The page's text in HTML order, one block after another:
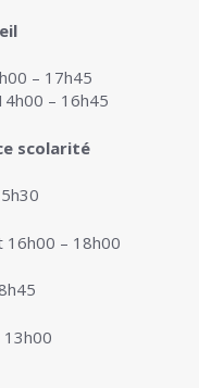
– 17h45
– 16h45
scolarité
16h00 – 18h00
13h00